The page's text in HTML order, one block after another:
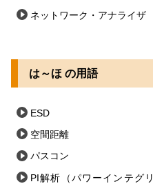
ネットワーク・アナライザ
は～ほ の用語
ESD
空間距離
パスコン
PI解析（パワーインテグリ